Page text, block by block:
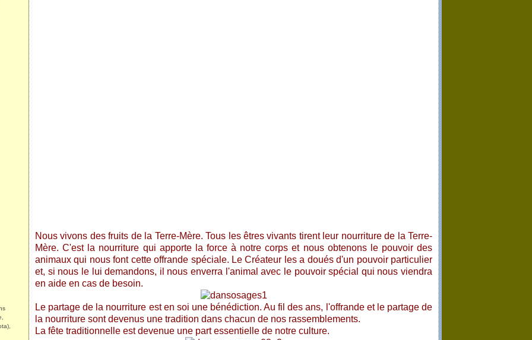
Nous vivons des fruits de la Terre-Mère. Tous les êtres vivants tirent leur nourriture de la Terre-
Mère. C'est la nourriture qui apporte la force à notre corps et nous obtenons le pouvoir des
animaux qui nous font cette offrande spéciale. Le Créateur les a doués d'un pouvoir particulier
et, si nous le lui demandons, il nous enverra l'animal avec le pouvoir spécial qui nous viendra
en aide en cas de besoin.
Le partage de la nourriture est en soi une bénédiction. Au fil des ans, l'offrande et le partage de
la nourriture sont devenus une tradition dans chacun de nos rassemblements.
La fête traditionnelle est devenue une part essentielle de notre culture.